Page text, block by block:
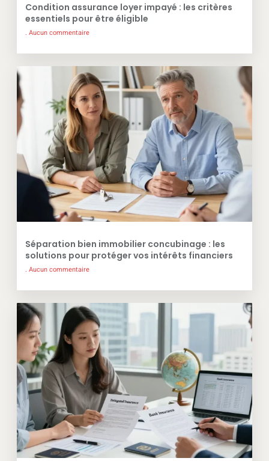
Condition assurance loyer impayé : les critères
essentiels pour être éligible
Aucun commentaire
Séparation bien immobilier concubinage : les
solutions pour protéger vos intérêts financiers
Aucun commentaire